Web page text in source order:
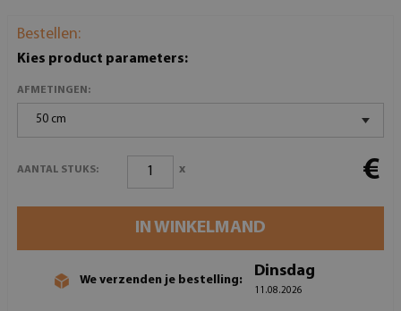
Bestellen:
Kies product parameters:
AFMETINGEN:
50 cm
AANTAL STUKS: x €
IN WINKELMAND
We verzenden je bestelling:
Dinsdag
11.08.2026